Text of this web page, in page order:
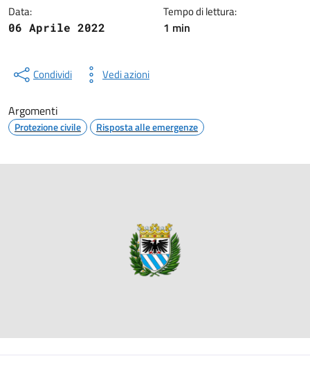
Data:
06 Aprile 2022
Tempo di lettura:
1 min
Condividi Vedi azioni
Argomenti
Protezione civile Risposta alle emergenze